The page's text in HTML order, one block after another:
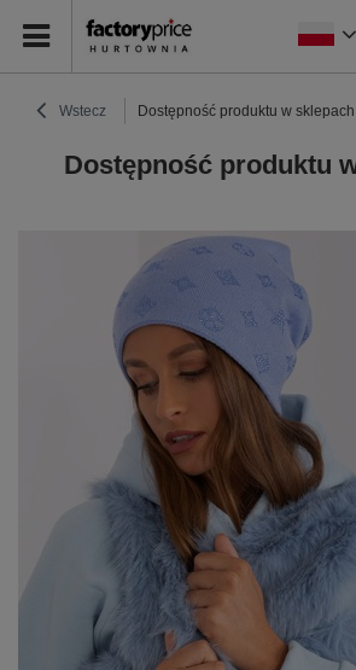
Wstecz Dostępność produktu w sklepach
Dostępność produktu